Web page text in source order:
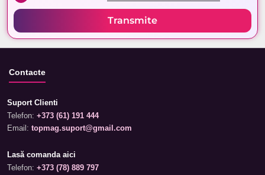
Transmite
Contacte
Suport Clienti
Telefon: +373 (61) 191 444
Email: topmag.suport@gmail.com
Lasă comanda aici
Telefon: +373 (78) 889 797